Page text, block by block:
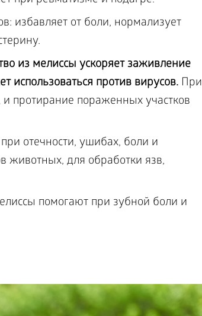
избавляет от боли, нормализует
из мелиссы ускоряет заживление
использоваться против вирусов.При
протирание пораженных участков
отечности, ушибах, боли и
животных, для обработки язв,
помогают при зубной боли и